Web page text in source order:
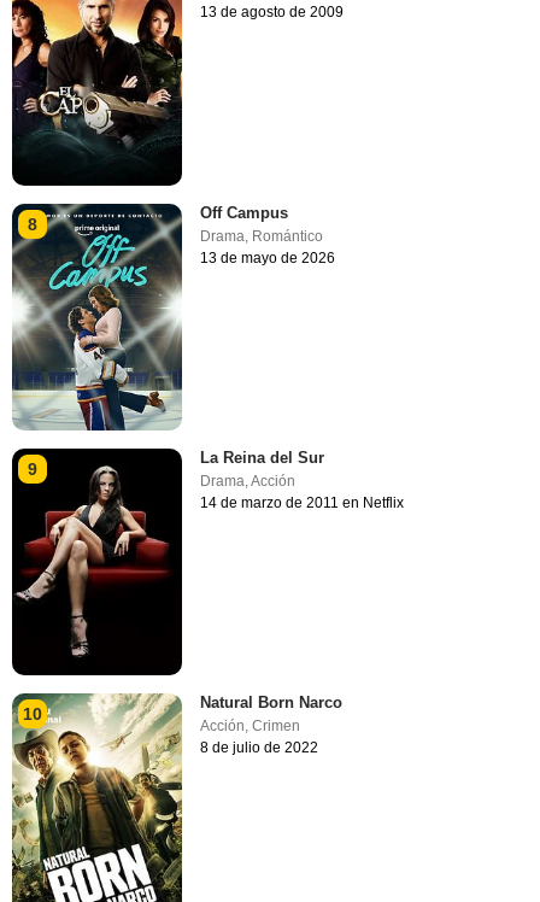
13 de agosto de 2009
8
Off Campus
Drama Romántico
13 de mayo de 2026
9
La Reina del Sur
Drama,Acción
14 de marzo de 2011 en Netflix
10
Natural Born Narco
Acción,Crimen
8 de julio de 2022